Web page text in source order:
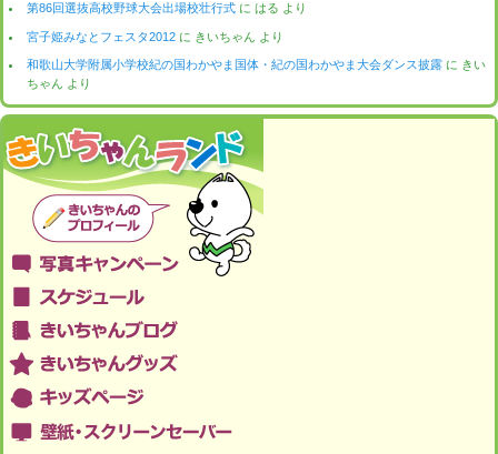
第86回選抜高校野球大会出場校壮行式 にはる より
宮子姫みなとフェスタ2012 に きいちゃん より
和歌山大学附属小学校紀の国わかやま国体・紀の国わかやま大会ダンス披露 に きい
ちゃん より